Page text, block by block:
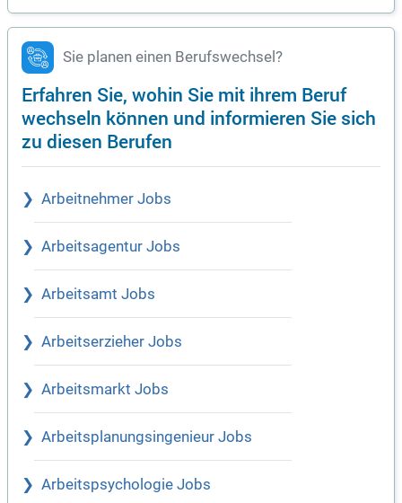
Sie planen einen Berufswechsel?
Erfahren Sie, wohin Sie mit ihrem Beruf
wechseln können und informieren Sie sich
zu diesen Berufen
Arbeitnehmer Jobs
Arbeitsagentur Jobs
Arbeitsamt Jobs
Arbeitserzieher Jobs
Arbeitsmarkt Jobs
Arbeitsplanungsingenieur Jobs
Arbeitspsychologie Jobs